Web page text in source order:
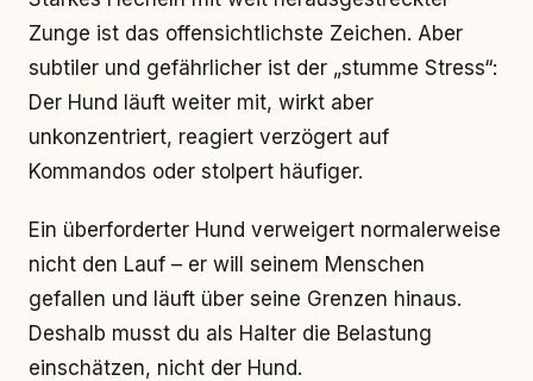
Zunge ist das offensichtlichste Zeichen. Aber
subtiler und gefährlicher ist der „stumme Stress“:
Der Hund läuft weiter mit, wirkt aber
unkonzentriert, reagiert verzögert auf
Kommandos oder stolpert häufiger.
Ein überforderter Hund verweigert normalerweise
nicht den Lauf – er will seinem Menschen
gefallen und läuft über seine Grenzen hinaus.
Deshalb musst du als Halter die Belastung
einschätzen, nicht der Hund.